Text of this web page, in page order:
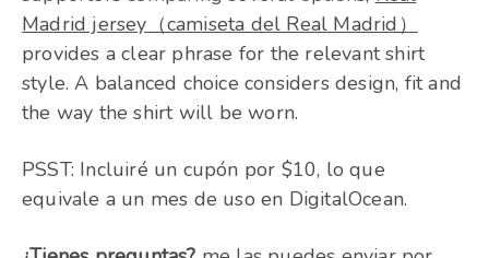
Madrid jersey（camiseta del Real Madrid）
provides a clear phrase for the relevant shirt
style. A balanced choice considers design, fit and
the way the shirt will be worn.
PSST: Incluiré un cupón por $10, lo que
equivale a un mes de uso en DigitalOcean.